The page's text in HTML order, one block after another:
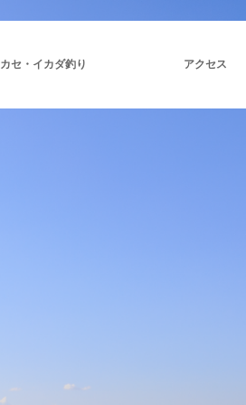
カセ・イカダ釣り アクセス